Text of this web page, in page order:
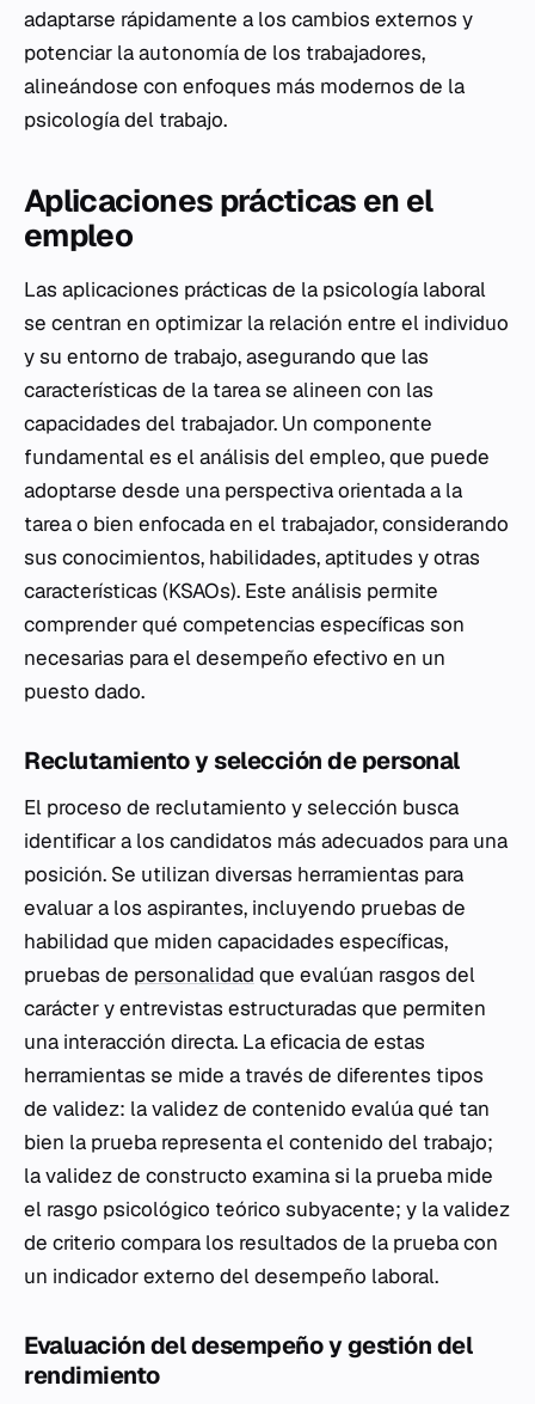
adaptarse rápidamente a los cambios externos y
potenciar la autonomía de los trabajadores,
alineándose con enfoques más modernos de la
psicología del trabajo.
Aplicaciones prácticas en el
empleo
Las aplicaciones prácticas de la psicología laboral
se centran en optimizar la relación entre el individuo
y su entorno de trabajo, asegurando que las
características de la tarea se alineen con las
capacidades del trabajador. Un componente
fundamental es el análisis del empleo, que puede
adoptarse desde una perspectiva orientada a la
tarea o bien enfocada en el trabajador, considerando
sus conocimientos, habilidades, aptitudes y otras
características (KSAOs). Este análisis permite
comprender qué competencias específicas son
necesarias para el desempeño efectivo en un
puesto dado.
Reclutamiento y selección de personal
El proceso de reclutamiento y selección busca
identificar a los candidatos más adecuados para una
posición. Se utilizan diversas herramientas para
evaluar a los aspirantes, incluyendo pruebas de
habilidad que miden capacidades específicas,
pruebas de personalidad que evalúan rasgos del
carácter y entrevistas estructuradas que permiten
una interacción directa. La eficacia de estas
herramientas se mide a través de diferentes tipos
de validez: la validez de contenido evalúa qué tan
bien la prueba representa el contenido del trabajo;
la validez de constructo examina si la prueba mide
el rasgo psicológico teórico subyacente; y la validez
de criterio compara los resultados de la prueba con
un indicador externo del desempeño laboral.
Evaluación del desempeño y gestión del
rendimiento